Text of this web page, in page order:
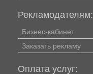
Рекламодателям:
Бизнес-кабинет
Заказать рекламу
Оплата услуг: